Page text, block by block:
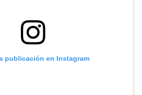
publicación en Instagram